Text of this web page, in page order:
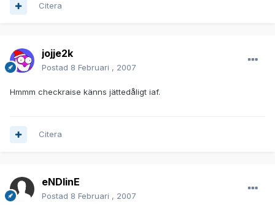
Citera
jojje2k
Postad 8 Februari , 2007
Hmmm checkraise känns jättedåligt iaf.
Citera
eNDlinE
Postad 8 Februari , 2007